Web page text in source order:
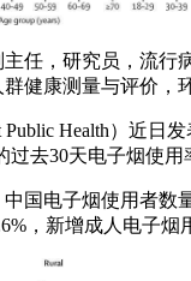
任，研究员，流
健康测量与评价，
Public Health）近
过去30天电子烟使
国电子烟使用者数
，新增成人电子烟